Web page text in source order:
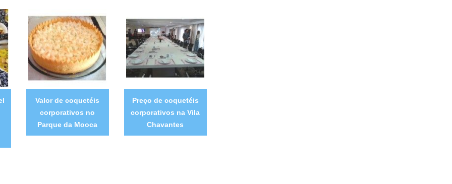
Valor de coquetéis
corporativos no
Parque da Mooca
Preço de coquetéis
corporativos na Vila
Chavantes